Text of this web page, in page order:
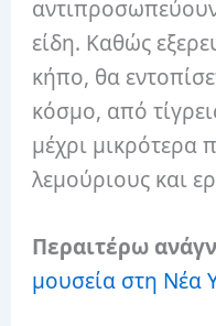
είδη. Καθώς
κήπο, θα
κόσμο, από
μέχρι μικρότερα
λεμούριους και
Περαιτέρω
μουσεία στη Νέα